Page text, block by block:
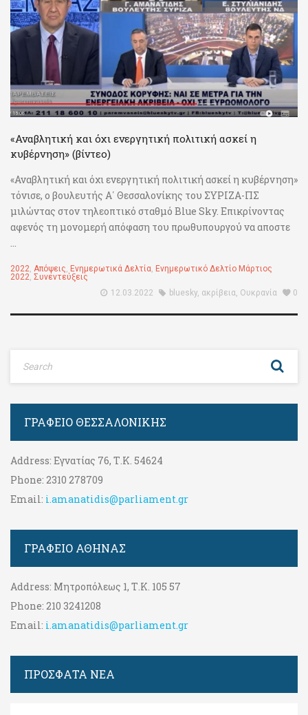
«Αναβλητική και όχι ενεργητική πολιτική ασκεί η
κυβέρνηση» (βίντεο)
«Αναβλητική και όχι ενεργητική πολιτική ασκεί η κυβέρνηση»
τόνισε, ο βουλευτής Α΄ Θεσσαλονίκης του ΣΥΡΙΖΑ-ΠΣ
μιλώντας στον τηλεοπτικό σταθμό Blue Sky. Επικρίνοντας
αφενός τη μονομερή απόφαση του πρωθυπουργού να αποστε
...
2022, Απόψεις, Ενημερωτικά Δελτία, Ενημερωτικό Δελτίο Μάρτιος
2022, Συνεντεύξεις
12.03.2022
bluesky, ακρίβεια, Ουκρανία 0
ΓΡΑΦΕΊΟ ΘΕΣΣΑΛΟΝΊΚΗΣ
Address: Εγνατίας 76, Τ.Κ. 54624
Phone: 2310 278709
Email: i.amanatidis@parliament.gr
ΓΡΑΦΕΊΟ ΑΘΉΝΑΣ
Address: Μητροπόλεως 1, Τ.Κ. 105 57
Phone: 210 3241208
Email: i.amanatidis@parliament.gr
ΠΡΟΣΦΑΤΑ ΝΕΑ